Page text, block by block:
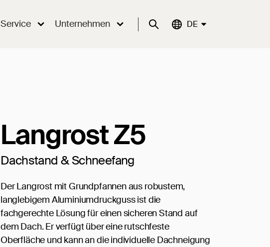
Service Unternehmen Suche Aktuelle Sprache:
DE
Langrost Z5
Dachstand & Schneefang
Der Langrost mit Grundpfannen aus robustem,
langlebigem Aluminiumdruckguss ist die
fachgerechte Lösung für einen sicheren Stand auf
dem Dach. Er verfügt über eine rutschfeste
Oberfläche und kann an die individuelle Dachneigung